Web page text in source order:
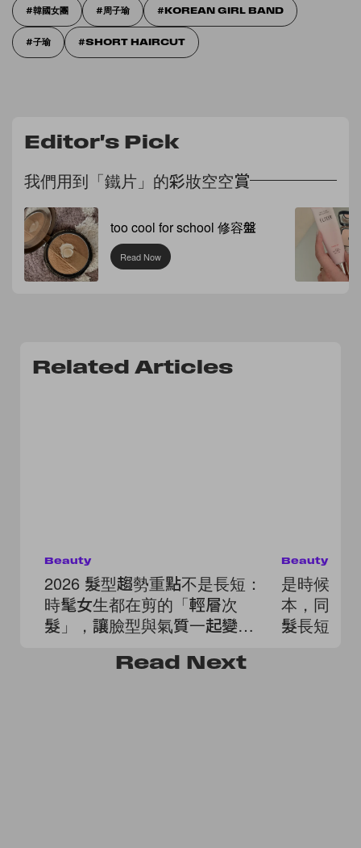
韓國女團 周子瑜 KOREAN GIRL BAND
子瑜 SHORT HAIRCUT
Editor's Pick
我們用到「鐵片」的彩妝空空賞
too cool for school 修容盤
Read Now
Related Articles
Beauty
2026 髮型趨勢重點不是長短：
時髦女生都在剪的「輕層次
髮」，讓臉型與氣質一起變精
Beauty
是時候換
本，同時
髮長短
Read Next